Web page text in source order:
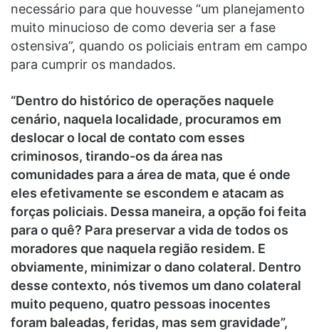
necessário para que houvesse “um planejamento
muito minucioso de como deveria ser a fase
ostensiva”, quando os policiais entram em campo
para cumprir os mandados.
“Dentro do histórico de operações naquele
cenário, naquela localidade, procuramos em
deslocar o local de contato com esses
criminosos, tirando-os da área nas
comunidades para a área de mata, que é onde
eles efetivamente se escondem e atacam as
forças policiais. Dessa maneira, a opção foi feita
para o quê? Para preservar a vida de todos os
moradores que naquela região residem. E
obviamente, minimizar o dano colateral. Dentro
desse contexto, nós tivemos um dano colateral
muito pequeno, quatro pessoas inocentes
foram baleadas, feridas, mas sem gravidade”,